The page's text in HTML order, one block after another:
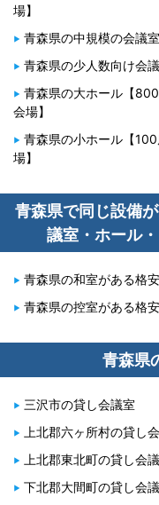
場】
青森県の中規模の会議
青森県の少人数向け会
青森県の大ホール【
会場】
青森県の小ホール【
場】
青森県で同じ設備
議室・ホール
青森県の和室がある格
青森県の控室がある格
青森県
三沢市の貸し会議室
上北郡六ヶ所村の貸し
上北郡東北町の貸し会
下北郡大間町の貸し会